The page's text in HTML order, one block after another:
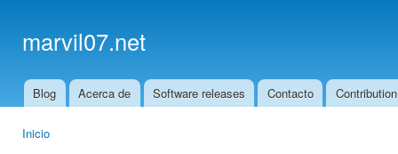
marvil07.net
Main menu
Blog Acerca de Software releases Contacto
Inicio